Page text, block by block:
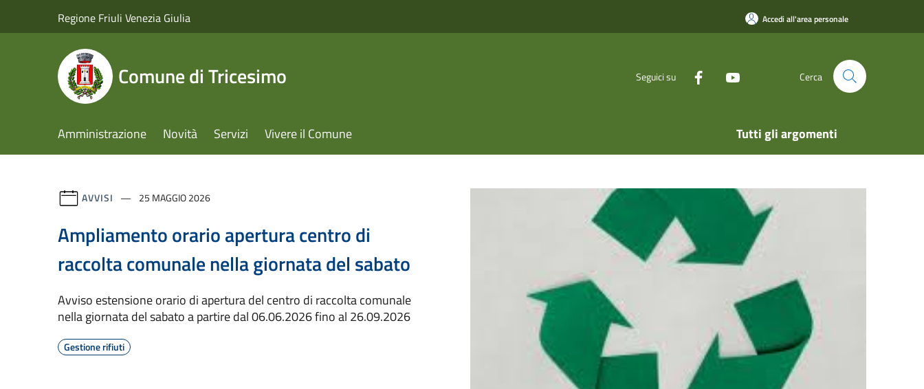
Regione Friuli Venezia Giulia Accedi all'area personale
Comune di Tricesimo Seguici su Cerca
Amministrazione Novità Servizi Vivere il Comune Tutti gli argomenti
AVVISI 25 MAGGIO 2026
Ampliamento orario apertura centro di
raccolta comunale nella giornata del sabato
Avviso estensione orario di apertura del centro di raccolta comunale
nella giornata del sabato a partire dal 06.06.2026 fino al 26.09.2026
Gestione rifiuti